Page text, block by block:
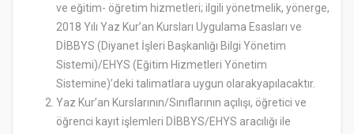
ve eğitim- öğretim hizmetleri; ilgili yönetmelik, yönerge,
2018 Yılı Yaz Kur’an Kursları Uygulama Esasları ve
DİBBYS (Diyanet İşleri Başkanlığı Bilgi Yönetim
Sistemi)/EHYS (Eğitim Hizmetleri Yönetim
Sistemine)’deki talimatlara uygun olarakyapılacaktır.
Yaz Kur’an Kurslarının/Sınıflarının açılışı, öğretici ve
öğrenci kayıt işlemleri DİBBYS/EHYS aracılığı ile